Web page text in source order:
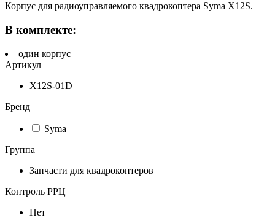
Корпус для радиоуправляемого квадрокоптера Syma X12S.
В комплекте:
один корпус
Артикул
X12S-01D
Бренд
Syma
Группа
Запчасти для квадрокоптеров
Контроль РРЦ
Нет